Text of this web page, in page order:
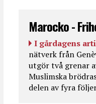
Marocko -
I gårdagens
nätverk från
utgör två grenar
Muslimska
delen av fyra